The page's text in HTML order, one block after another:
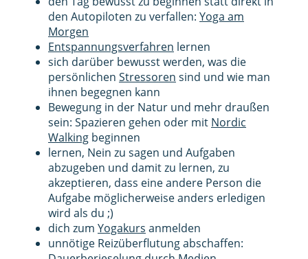
den Autopiloten zu verfallen: Yoga am
Morgen
Entspannungsverfahren lernen
sich darüber bewusst werden, was die
persönlichen Stressoren sind und wie man
ihnen begegnen kann
Bewegung in der Natur und mehr draußen
sein: Spazieren gehen oder mit Nordic
Walking beginnen
lernen, Nein zu sagen und Aufgaben
abzugeben und damit zu lernen, zu
akzeptieren, dass eine andere Person die
Aufgabe möglicherweise anders erledigen
wird als du ;)
dich zum Yogakurs anmelden
unnötige Reizüberflutung abschaffen: